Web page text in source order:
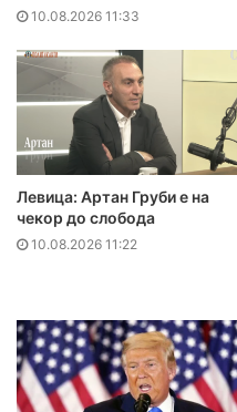
10.08.2026 11:33
Левица: Артан Груби е на
чекор до слобода
10.08.2026 11:22